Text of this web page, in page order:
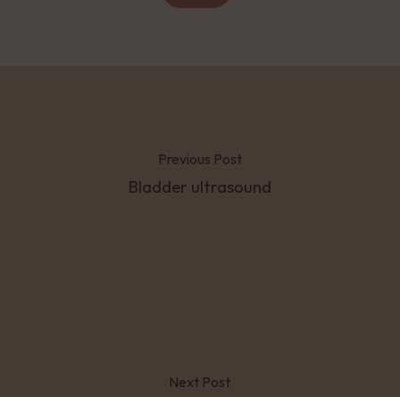
Previous Post
Bladder ultrasound
Next Post